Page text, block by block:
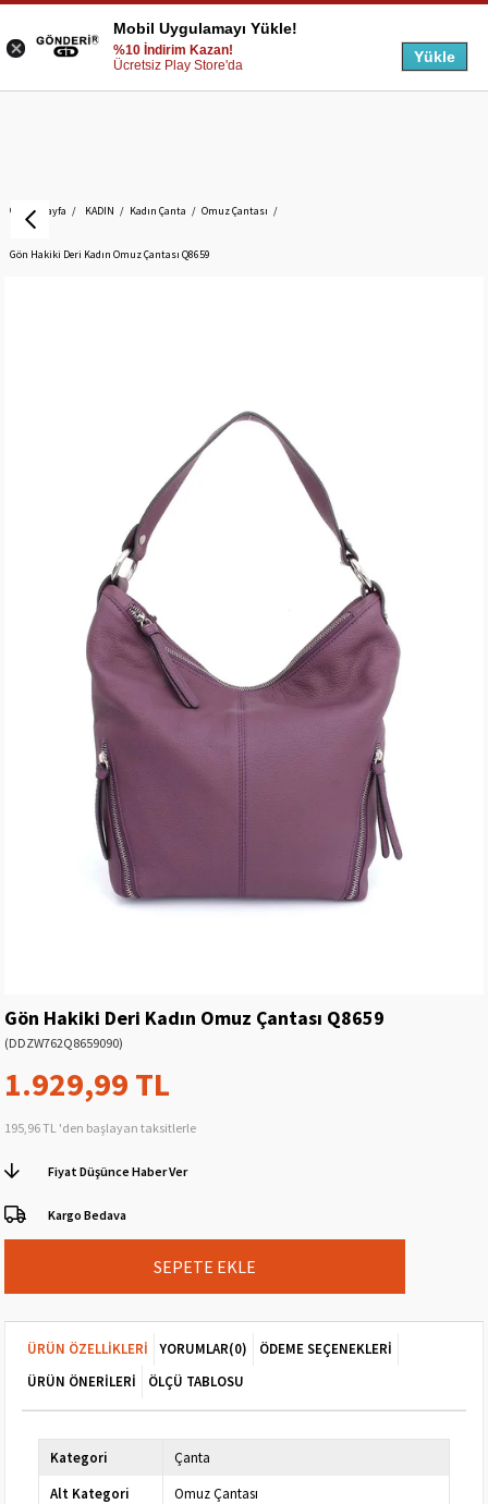
Anasayfa KADIN Kadın Çanta Omuz Çantası
Gön Hakiki Deri Kadın Omuz Çantası Q8659
Gön Hakiki Deri Kadın Omuz Çantası Q8659
(DDZW762Q8659090)
1.929,99 TL
195,96 TL 'den başlayan taksitlerle
Fiyat Düşünce Haber Ver
Kargo Bedava
ÜRÜN ÖZELLIKLERI YORUMLAR(0)
ÖDEME SEÇENEKLERI
ÜRÜN ÖNERILERI
ÖLÇÜ TABLOSU
Kategori
Çanta
Alt Kategori
Omuz Çantası
Mobil Uygulamayı Yükle!
%10 İndirim Kazan!
Ücretsiz Play Store'da
Yükle